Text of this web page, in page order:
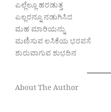
ಎಲ್ಲೆಲ್ಲೂ ಹರಡುತ್ತ
ಎಲ್ಲರನ್ನೂ ನಡುಗಿಸಿದ
ಮಹ ಮಾರಿಯನ್ನು
ಮಣಿಸುವ ಲಸಿಕೆಯ ಭರವಸೆ
ಶುರುವಾಗುವ ಶುಭದಿನ
About The Author